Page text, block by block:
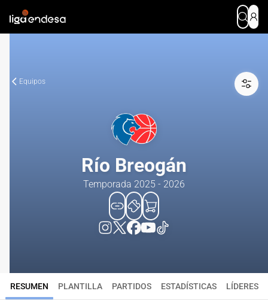
Equipos
Río Breogán
Temporada 2025 - 2026
RESUMEN PLANTILLA PARTIDOS ESTADÍSTICAS LÍDERES